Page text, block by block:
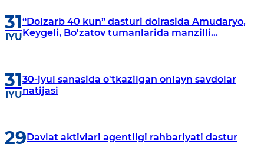
31
IYU
“Dolzarb 40 kun” dasturi doirasida Amudaryo,
Keygeli, Bo'zatov tumanlarida manzilli
31
IYU
30-iyul sanasida o'tkazilgan onlayn savdolar
natijasi
29Davlat aktivlari agentligi rahbariyati dastur